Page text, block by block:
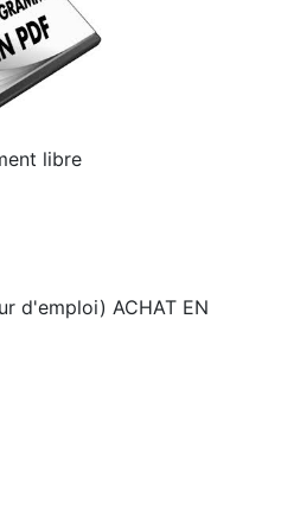
libre
d'emploi) ACHAT EN